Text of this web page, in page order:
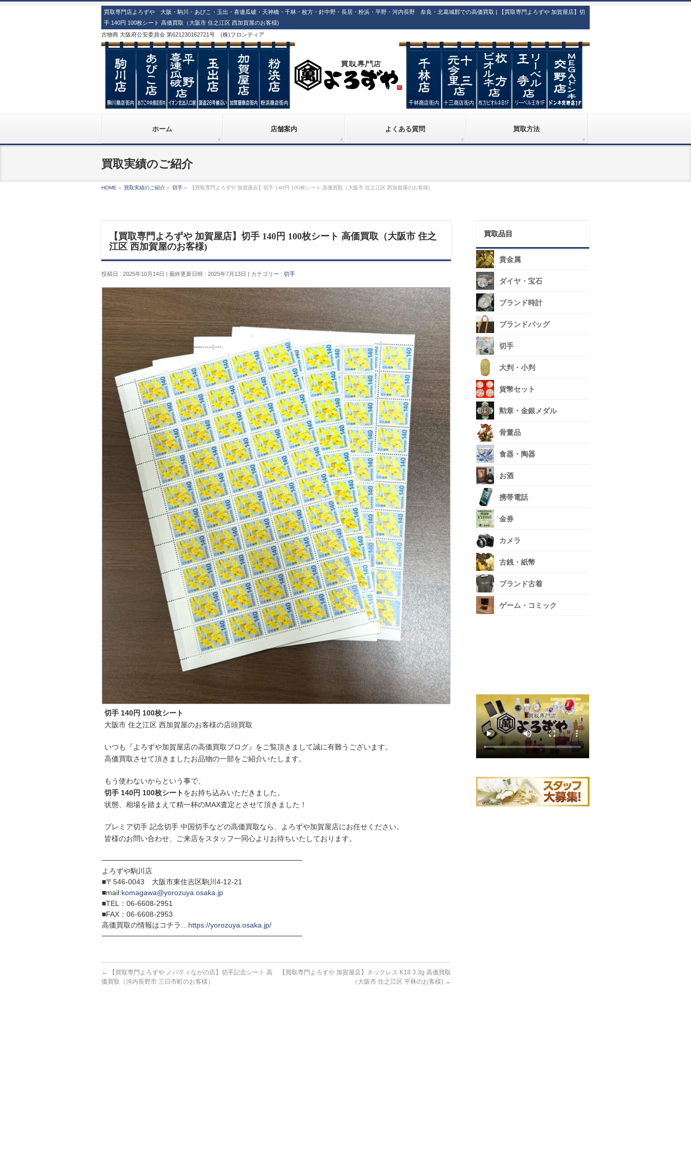
買取専門店よろずや 大阪・駒川・あびこ・玉出・喜連瓜破・天神橋・千林・枚方・針中野・長居・粉浜・平野・河内長野 奈良・北葛城郡での高価買取 | 【買取専門よろずや 加賀屋店】切
手 140円 100枚シート 高価買取（大阪市 住之江区 西加賀屋のお客様)
古物商 大阪府公安委員会 第621230162721号 (株)フロンティア
ホーム 店舗案内 よくある質問 買取方法
買取実績のご紹介
HOME » 買取実績のご紹介 » 切手 » 【買取専門よろずや 加賀屋店】切手 140円 100枚シート 高価買取（大阪市 住之江区 西加賀屋のお客様)
【買取専門よろずや 加賀屋店】切手 140円 100枚シート 高価買取（大阪市 住之
江区 西加賀屋のお客様)
投稿日 : 2025年10月14日 最終更新日時 : 2025年7月13日 カテゴリー : 切手
切手 140円 100枚シート
大阪市 住之江区 西加賀屋のお客様の店頭買取
いつも『よろずや加賀屋店の高価買取ブログ』をご覧頂きまして誠に有難うございます。
高価買取させて頂きましたお品物の一部をご紹介いたします。
もう使わないからという事で、
切手 140円 100枚シートをお持ち込みいただきました。
状態、相場を踏まえて精一杯のMAX査定とさせて頂きました！
プレミア切手 記念切手 中国切手などの高価買取なら、よろずや加賀屋店にお任せください。
皆様のお問い合わせ、ご来店をスタッフ一同心よりお待ちいたしております。
───────────────────────────────────────
よろずや駒川店
■〒546-0043 大阪市東住吉区駒川4-12-21
■mail:komagawa@yorozuya.osaka.jp
■TEL：06-6608-2951
■FAX：06-6608-2953
高価買取の情報はコチラ… https://yorozuya.osaka.jp/
───────────────────────────────────────
←
【買取専門よろずや ノバティながの店】切手記念シート 高
価買取（河内長野市 三日市町のお客様）
【買取専門よろずや 加賀屋店】ネックレス K18 3.3g 高価買取
（大阪市 住之江区 平林のお客様) →
買取品目
貴金属
ダイヤ・宝石
ブランド時計
ブランドバッグ
切手
大判・小判
貨幣セット
勲章・金銀メダル
骨董品
食器・陶器
お酒
携帯電話
金券
カメラ
古銭・紙幣
ブランド古着
ゲーム・コミック